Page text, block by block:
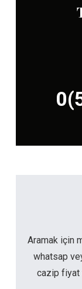
Aramak için
whatsap
cazip fiyat